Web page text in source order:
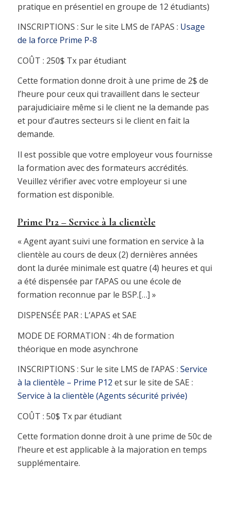
pratique en présentiel en groupe de 12 étudiants)
INSCRIPTIONS : Sur le site LMS de l’APAS : Usage
de la force Prime P-8
COÛT : 250$ Tx par étudiant
Cette formation donne droit à une prime de 2$ de
l’heure pour ceux qui travaillent dans le secteur
parajudiciaire même si le client ne la demande pas
et pour d’autres secteurs si le client en fait la
demande.
Il est possible que votre employeur vous fournisse
la formation avec des formateurs accrédités.
Veuillez vérifier avec votre employeur si une
formation est disponible.
Prime P12 – Service à la clientèle
« Agent ayant suivi une formation en service à la
clientèle au cours de deux (2) dernières années
dont la durée minimale est quatre (4) heures et qui
a été dispensée par l’APAS ou une école de
formation reconnue par le BSP.[…] »
DISPENSÉE PAR : L’APAS et SAE
MODE DE FORMATION : 4h de formation
théorique en mode asynchrone
INSCRIPTIONS : Sur le site LMS de l’APAS : Service
à la clientèle – Prime P12 et sur le site de SAE :
Service à la clientèle (Agents sécurité privée)
COÛT : 50$ Tx par étudiant
Cette formation donne droit à une prime de 50c de
l’heure et est applicable à la majoration en temps
supplémentaire.